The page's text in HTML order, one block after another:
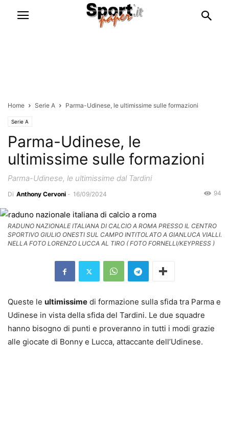
Home Serie A Parma-Udinese, le ultimissime sulle formazioni
Serie A
Parma-Udinese, le
ultimissime sulle formazioni
Parma-Udinese, le ultimissime dal Tardini
Di Anthony Cervoni - 16/09/2024 94
RADUNO NAZIONALE ITALIANA DI CALCIO A ROMA PRESSO IL CENTRO
SPORTIVO GIULIO ONESTI SUL CAMPO INTITOLATO A GIANLUCA VIALLI.
NELLA FOTO LORENZO LUCCA AL TIRO ( FOTO FORNELLI/KEYPRESS )
Queste le ultimissime di formazione sulla sfida tra Parma e
Udinese in vista della sfida del Tardini. Le due squadre
hanno bisogno di punti e proveranno in tutti i modi grazie
alle giocate di Bonny e Lucca, attaccante dell’Udinese.